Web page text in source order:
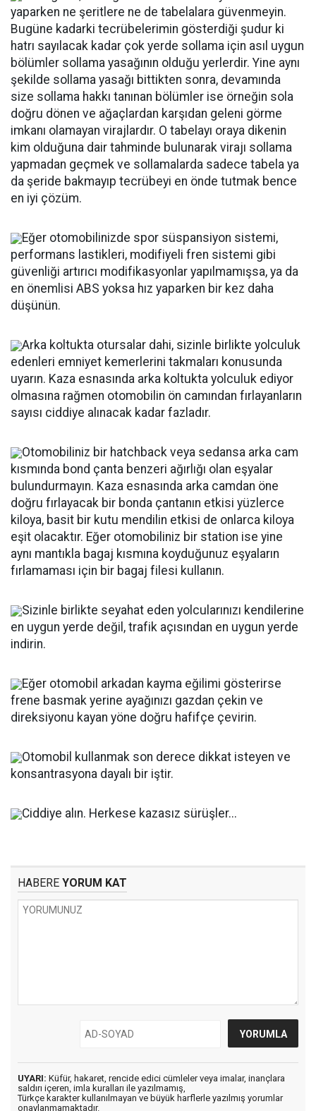
yaparken ne şeritlere ne de tabelalara güvenmeyin.
Bugüne kadarki tecrübelerimin gösterdiği şudur ki
hatrı sayılacak kadar çok yerde sollama için asıl uygun
bölümler sollama yasağının olduğu yerlerdir. Yine aynı
şekilde sollama yasağı bittikten sonra, devamında
size sollama hakkı tanınan bölümler ise örneğin sola
doğru dönen ve ağaçlardan karşıdan geleni görme
imkanı olamayan virajlardır. O tabelayı oraya dikenin
kim olduğuna dair tahminde bulunarak virajı sollama
yapmadan geçmek ve sollamalarda sadece tabela ya
da şeride bakmayıp tecrübeyi en önde tutmak bence
en iyi çözüm.
Eğer otomobilinizde spor süspansiyon sistemi,
performans lastikleri, modifiyeli fren sistemi gibi
güvenliği artırıcı modifikasyonlar yapılmamışsa, ya da
en önemlisi ABS yoksa hız yaparken bir kez daha
düşünün.
Arka koltukta otursalar dahi, sizinle birlikte yolculuk
edenleri emniyet kemerlerini takmaları konusunda
uyarın. Kaza esnasında arka koltukta yolculuk ediyor
olmasına rağmen otomobilin ön camından fırlayanların
sayısı ciddiye alınacak kadar fazladır.
Otomobiliniz bir hatchback veya sedansa arka cam
kısmında bond çanta benzeri ağırlığı olan eşyalar
bulundurmayın. Kaza esnasında arka camdan öne
doğru fırlayacak bir bonda çantanın etkisi yüzlerce
kiloya, basit bir kutu mendilin etkisi de onlarca kiloya
eşit olacaktır. Eğer otomobiliniz bir station ise yine
aynı mantıkla bagaj kısmına koyduğunuz eşyaların
fırlamaması için bir bagaj filesi kullanın.
Sizinle birlikte seyahat eden yolcularınızı kendilerine
en uygun yerde değil, trafik açısından en uygun yerde
indirin.
Eğer otomobil arkadan kayma eğilimi gösterirse
frene basmak yerine ayağınızı gazdan çekin ve
direksiyonu kayan yöne doğru hafifçe çevirin.
Otomobil kullanmak son derece dikkat isteyen ve
konsantrasyona dayalı bir iştir.
Ciddiye alın. Herkese kazasız sürüşler...
HABERE YORUM KAT
UYARI: Küfür, hakaret, rencide edici cümleler veya imalar, inançlara
saldırı içeren, imla kuralları ile yazılmamış,
Türkçe karakter kullanılmayan ve büyük harflerle yazılmış yorumlar
onaylanmamaktadır.